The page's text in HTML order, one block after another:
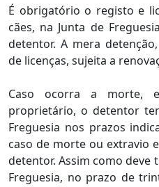
É obrigatório o registo e
cães, na Junta de
detentor. A mera
de licenças, sujeita a
Caso ocorra a morte,
proprietário, o detentor
Freguesia nos prazos
caso de morte ou extravio
detentor. Assim como deve
Freguesia, no prazo de